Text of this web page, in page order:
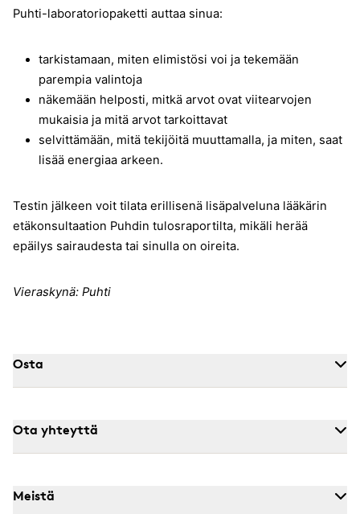
Puhti-laboratoriopaketti auttaa sinua:
tarkistamaan, miten elimistösi voi ja tekemään
parempia valintoja
näkemään helposti, mitkä arvot ovat viitearvojen
mukaisia ja mitä arvot tarkoittavat
selvittämään, mitä tekijöitä muuttamalla, ja miten, saat
lisää energiaa arkeen.
Testin jälkeen voit tilata erillisenä lisäpalveluna lääkärin
etäkonsultaation Puhdin tulosraportilta, mikäli herää
epäilys sairaudesta tai sinulla on oireita.
Vieraskynä: Puhti
Osta
Ota yhteyttä
Meistä